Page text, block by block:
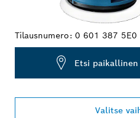
Tilausnumero: 0 601 387 5E0
Etsi
Valitse